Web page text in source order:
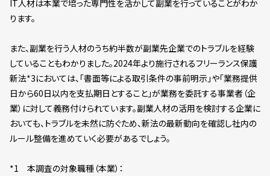
IT人材は本業で培った専門性を活かして副業を行っていることがわか
ります。
また、副業を行う人材のうち約半数が副業先企業でのトラブルを経験
していることもわかりました。2024年より施行されるフリーランス保護
新法*3においては、「書面等による取引条件の事前明示」や「業務提供
日から60日以内を支払期日とすること」が業務を委託する事業者（企
業）に対して義務付けられています。副業人材の活用を検討する企業に
おいても、トラブルを未然に防ぐため、新法の最新動向を確認し社内の
ルール整備を進めていく必要があるでしょう。
*1 本調査の対象職種（本業）：